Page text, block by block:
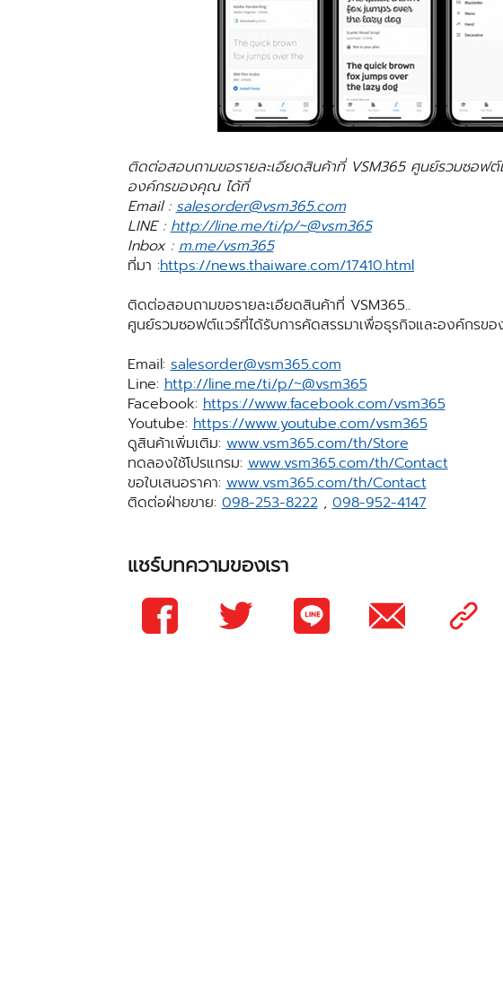
ติดต่อสอบถามขอรายละเอียดสินค้าที่ VSM365 ศูนย์รวมซอฟต์
องค์กรของคุณ ได้ที่
Email : salesorder@vsm365.com
LINE : http://line.me/ti/p/~@vsm365
Inbox : m.me/vsm365
ที่มา :https://news.thaiware.com/17410.html
ติดต่อสอบถามขอรายละเอียดสินค้าที่ VSM365..
ศูนย์รวมซอฟต์แวร์ที่ได้รับการคัดสรรมาเพื่อธุรกิจและองค์กรข
Email: salesorder@vsm365.com
Line: http://line.me/ti/p/~@vsm365
Facebook: https://www.facebook.com/vsm365
Youtube: https://www.youtube.com/vsm365
ดูสินค้าเพิ่มเติม: www.vsm365.com/th/Store
ทดลองใช้โปรแกรม: www.vsm365.com/th/Contact
ขอใบเสนอราคา: www.vsm365.com/th/Contact
ติดต่อฝ่ายขาย: 098-253-8222, 098-952-4147
แชร์บทความของเรา